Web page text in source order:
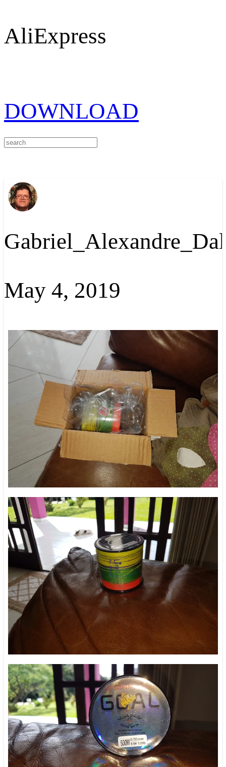
AliExpress
DOWNLOAD
May 4, 2019